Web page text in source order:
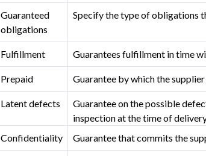
Guaranteed
obligations
Specify the type of obligations
Fulfillment Guarantees fulfillment in time
Prepaid Guarantee by which the
Latent defects
Guarantee on the possible
inspection at the time of
Confidentiality Guarantee that commits the